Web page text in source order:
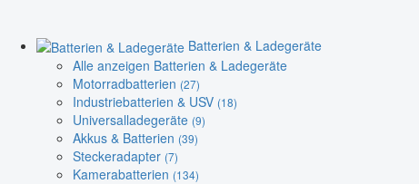
Batterien & Ladegeräte
Alle anzeigen Batterien & Ladegeräte
Motorradbatterien (27)
Industriebatterien & USV (18)
Universalladegeräte (9)
Akkus & Batterien (39)
Steckeradapter (7)
Kamerabatterien (134)